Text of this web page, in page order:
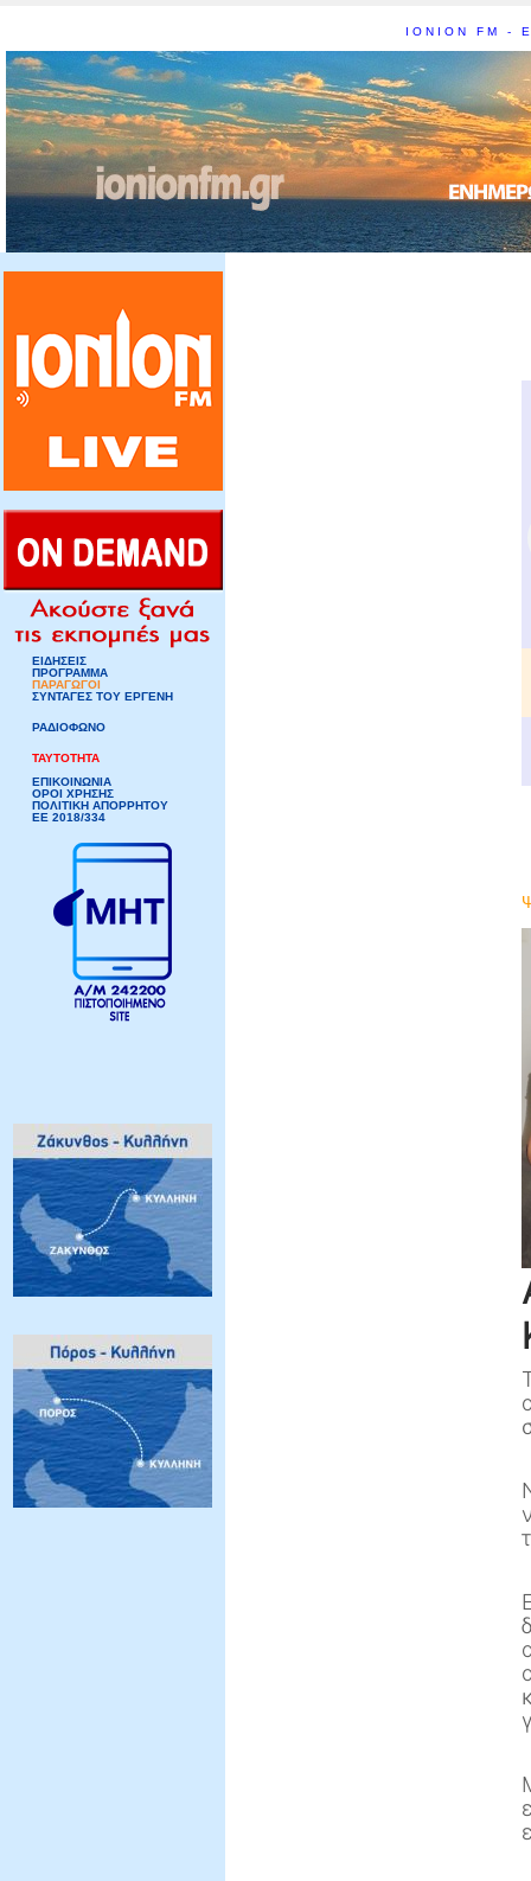
IONION FM -
ΕΙΔΗΣΕΙΣ
ΠΡΟΓΡΑΜΜΑ
ΠΑΡΑΓΩΓΟΙ
ΣΥΝΤΑΓΕΣ ΤΟΥ ΕΡΓΕΝΗ
ΡΑΔΙΟΦΩΝΟ
ΤΑΥΤΟΤΗΤΑ
ΕΠΙΚΟΙΝΩΝΙΑ
ΟΡΟΙ ΧΡΗΣΗΣ
ΠΟΛΙΤΙΚΗ ΑΠΟΡΡΗΤΟΥ
ΕΕ 2018/334